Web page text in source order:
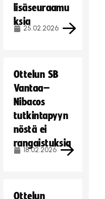
lisäseuraamu
ksia
25.02.2026
Ottelun SB
Vantaa–
Nibacos
tutkintapyyn
nöstä ei
rangaistuksia
18.02.2026
Ottelun